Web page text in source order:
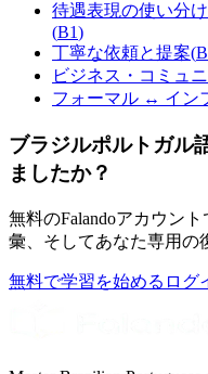
待遇表現の使い分
(B1)
丁寧な依頼と提案(
ビジネス・コミュ
フォーマル ↔ イン
ブラジルポルトガル
ましたか？
無料のFalandoアカウン
彙、そしてあなた専用の
無料で学習を始める ログ